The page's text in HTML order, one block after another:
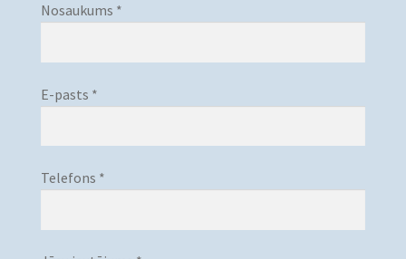
Nosaukums *
E-pasts *
Telefons *